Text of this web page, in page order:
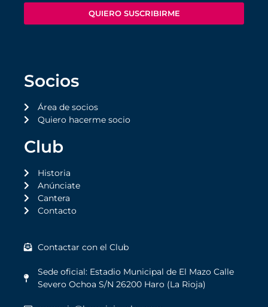
QUIERO SUSCRIBIRME
Socios
Área de socios
Quiero hacerme socio
Club
Historia
Anúnciate
Cantera
Contacto
Contactar con el Club
Sede oficial: Estadio Municipal de El Mazo Calle
Severo Ochoa S/N 26200 Haro (La Rioja)